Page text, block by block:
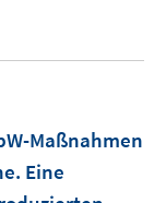
Maßnahmen
Eine